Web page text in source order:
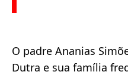
O padre Ananias
Dutra e sua família